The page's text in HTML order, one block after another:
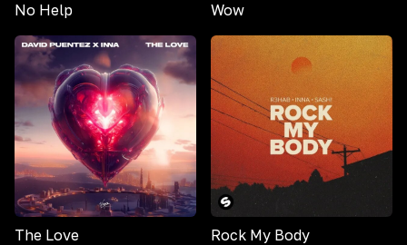
No Help Wow
The Love Rock My Body